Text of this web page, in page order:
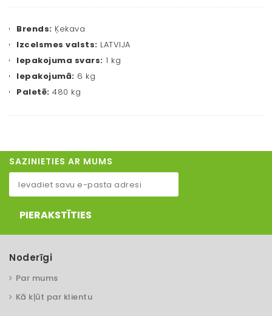
Brends: Ķekava
Izcelsmes valsts: LATVIJA
Iepakojuma svars: 1 kg
Iepakojumā: 6 kg
Paletē: 480 kg
SAZINIETIES AR MUMS
PIERAKSTĪTIES
Noderīgi
Par mums
Kā kļūt par klientu